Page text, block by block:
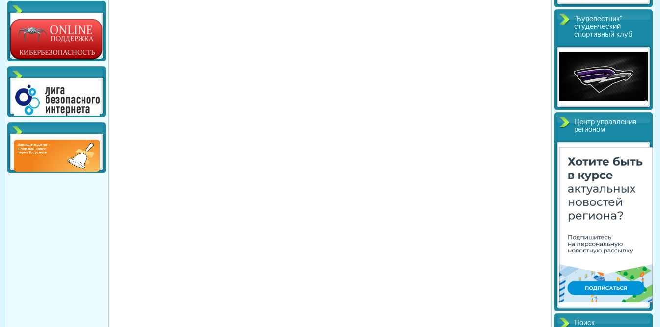
"Буревестник"
студенческий
спортивный клуб
Центр управления
регионом
Поиск